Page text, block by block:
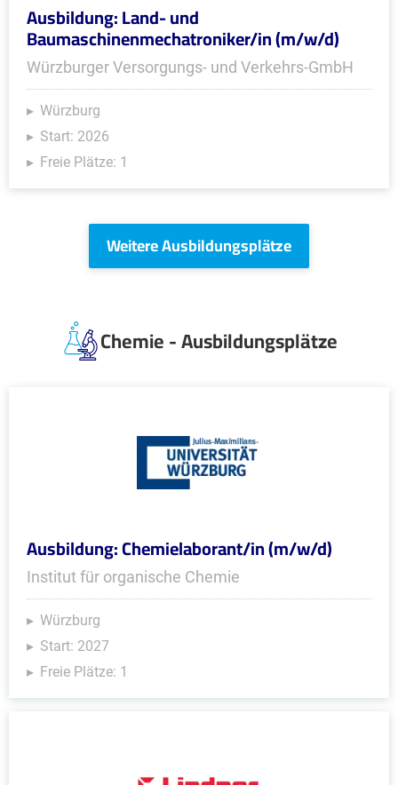
Ausbildung: Land- und
Baumaschinenmechatroniker/in (m/w/d)
Würzburger Versorgungs- und Verkehrs-GmbH
Würzburg
Start: 2026
Freie Plätze: 1
Weitere Ausbildungsplätze
Chemie - Ausbildungsplätze
Ausbildung: Chemielaborant/in (m/w/d)
Institut für organische Chemie
Würzburg
Start: 2027
Freie Plätze: 1